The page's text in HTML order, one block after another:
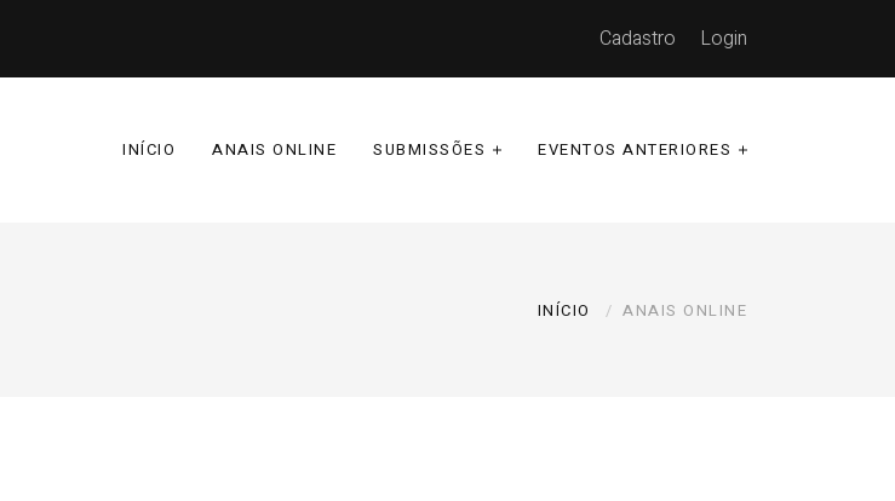
Cadastro Login
INÍCIO ANAIS ONLINE SUBMISSÕES EVENTOS ANTERIORES
INÍCIO ANAIS ONLINE